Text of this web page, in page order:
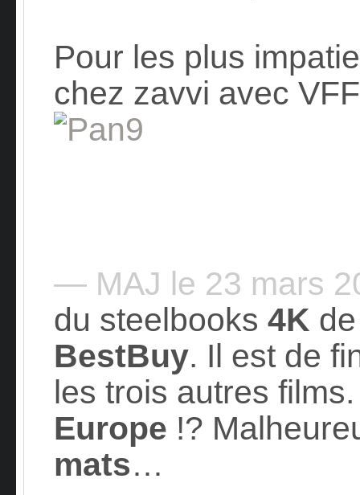
Pour les plus
chez zavvi avec
— MAJ le 23 mars
du steelbooks4K
BestBuy. Il est de
les trois autres
Europe !?
mats…